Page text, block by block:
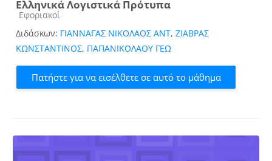
Ελληνικά Λογιστικά Πρότυπα
Κατηγορία μαθήματος
Εφοριακοί
Διδάσκων: ΓΙΑΝΝΑΓΑΣ ΝΙΚΟΛΑΟΣ ΑΝΤ, ΖΙΑΒΡΑΣ
ΚΩΝΣΤΑΝΤΙΝΟΣ, ΠΑΠΑΝΙΚΟΛΑΟΥ ΓΕΩ
Πατήστε για να εισέλθετε σε αυτό το μάθημα